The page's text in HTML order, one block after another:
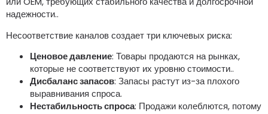
надежности..
Несоответствие каналов создает три ключевых риска:
Ценовое давление: Товары продаются на рынках,
которые не соответствуют их уровню стоимости..
Дисбаланс запасов: Запасы растут из-за плохого
выравнивания спроса.
Нестабильность спроса: Продажи колеблются, потому